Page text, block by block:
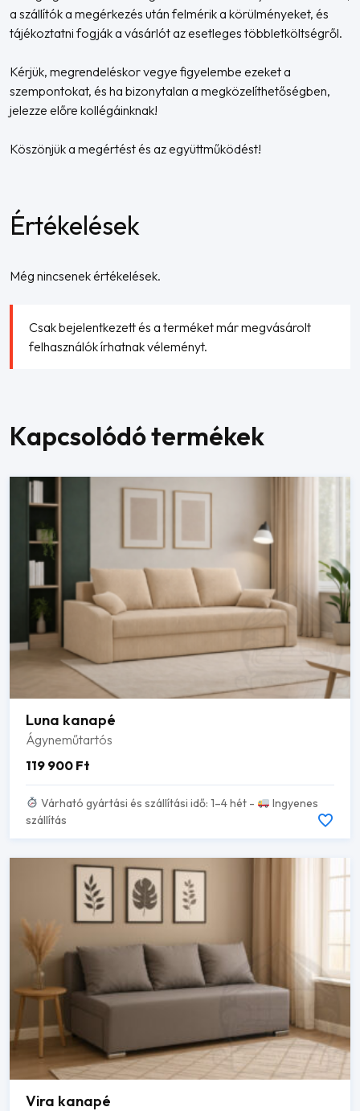
a szállítók a megérkezés után felmérik a körülményeket, és
tájékoztatni fogják a vásárlót az esetleges többletköltségről.
Kérjük, megrendeléskor vegye figyelembe ezeket a
szempontokat, és ha bizonytalan a megközelíthetőségben,
jelezze előre kollégáinknak!
Köszönjük a megértést és az együttműködést!
Értékelések
Még nincsenek értékelések.
Csak bejelentkezett és a terméket már megvásárolt
felhasználók írhatnak véleményt.
Kapcsolódó termékek
Luna kanapé
Ágyneműtartós
119 900 Ft
Várható gyártási és szállítási idő: 1–4 hét -
Ingyenes
szállítás
Vira kanapé